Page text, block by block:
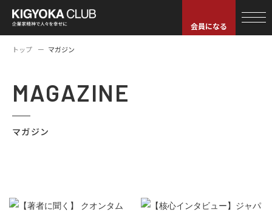
会員になる
トップ マガジン
MAGAZINE
マガジン